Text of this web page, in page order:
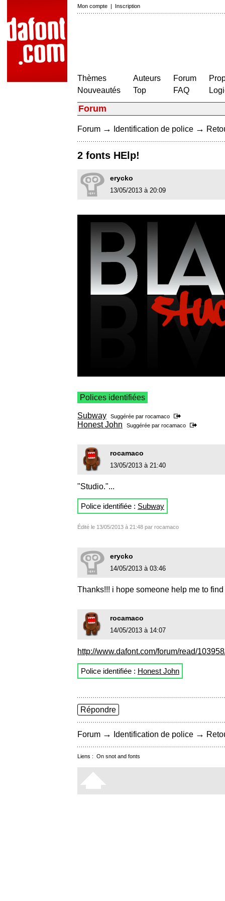
Mon compte | Inscription
Thèmes
Nouveautés
Auteurs
Top
Forum
FAQ
Forum
Forum → Identification de police →
2 fonts HElp!
erycko
13/05/2013 à 20:09
Polices identifiées
Subway Suggérée par rocamaco
Honest John Suggérée par rocamaco
rocamaco
13/05/2013 à 21:40
"Studio."...
Police identifiée : Subway
Édité le 13/05/2013 à 21:48 par rocamaco
erycko
14/05/2013 à 03:46
Thanks!!! i hope someone help me to
rocamaco
14/05/2013 à 14:07
http://www.dafont.com/forum/read/
Police identifiée : Honest John
Répondre
Forum → Identification de police →
Liens : On snot and fonts